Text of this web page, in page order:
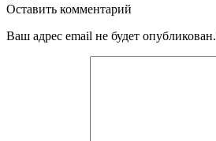
Оставить комментарий
Ваш адрес email не будет опубликован.